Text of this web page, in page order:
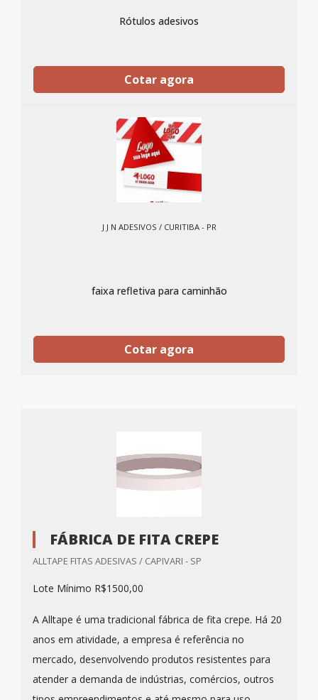
Rótulos adesivos
Cotar agora
J J N ADESIVOS / CURITIBA - PR
faixa refletiva para caminhão
Cotar agora
FÁBRICA DE FITA CREPE
ALLTAPE FITAS ADESIVAS / CAPIVARI - SP
Lote Mínimo R$1500,00
A Alltape é uma tradicional fábrica de fita crepe. Há 20
anos em atividade, a empresa é referência no
mercado, desenvolvendo produtos resistentes para
atender a demanda de indústrias, comércios, outros